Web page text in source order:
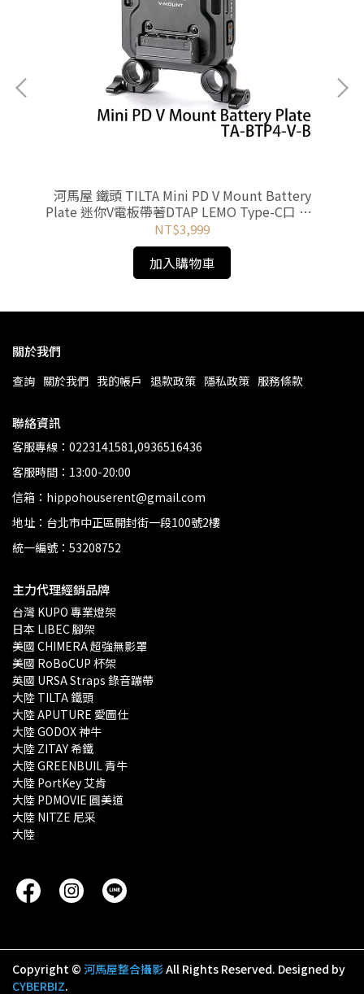
河馬屋 鐵頭 TILTA Mini PD V Mount Battery
Plate 迷你V電板帶著DTAP LEMO Type-C口 TA-
BTP4-V-B
NT$3,999
加入購物車
關於我們
查詢 關於我們 我的帳戶 退款政策 隱私政策 服務條款
聯絡資訊
客服專線：0223141581,0936516436
客服時間：13:00-20:00
信箱：hippohouserent@gmail.com
地址：台北市中正區開封街一段100號2樓
統一編號：53208752
主力代理經銷品牌
台灣 KUPO 專業燈架
日本 LIBEC 腳架
美國 CHIMERA 超強無影罩
美國 RoBoCUP 杯架
英國 URSA Straps 錄音蹦帶
大陸 TILTA 鐵頭
大陸 APUTURE 愛圖仕
大陸 GODOX 神牛
大陸 ZITAY 希鐵
大陸 GREENBUIL 青牛
大陸 PortKey 艾肯
大陸 PDMOVIE 圓美道
大陸 NITZE 尼采
大陸
Copyright © 河馬屋整合攝影All Rights Reserved. Designed by
CYBERBIZ.